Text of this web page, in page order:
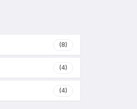
(8)
(4)
(4)